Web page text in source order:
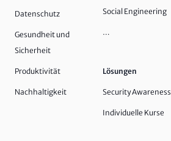
Datenschutz
Gesundheit und
Sicherheit
Produktivität
Nachhaltigkeit
Social Engineering
…
Lösungen
Security Awareness
Individuelle Kurse